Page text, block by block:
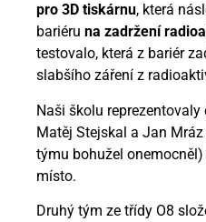
pro 3D tiskárnu, která
bariéru na zadržení
testovalo, která z bariér
slabšího záření z
Naši školu
Matěj Stejskal a Jan
týmu bohužel
místo.
Druhý tým ze třídy O8